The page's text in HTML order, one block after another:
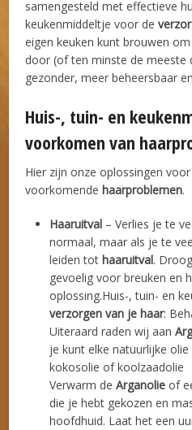
samengesteld met effectieve
keukenmiddeltje voor de
eigen keuken kunt brouwen
door (of ten minste de meeste
gezonder, meer beheersbaar
Huis-, tuin- en
voorkomen van
Hier zijn onze oplossingen
voorkomende haarproblemen.
Haaruitval – Verlies je te
normaal, maar als je te
leiden tot haaruitval.
gevoelig voor breuken en
oplossing.Huis-, tuin- en
verzorgen van je haar:
Uiteraard raden wij aan
je kunt elke natuurlijke
kokosolie of koolzaadolie
Verwarm deArganolie of
die je hebt gekozen en
hoofdhuid. Laat het een